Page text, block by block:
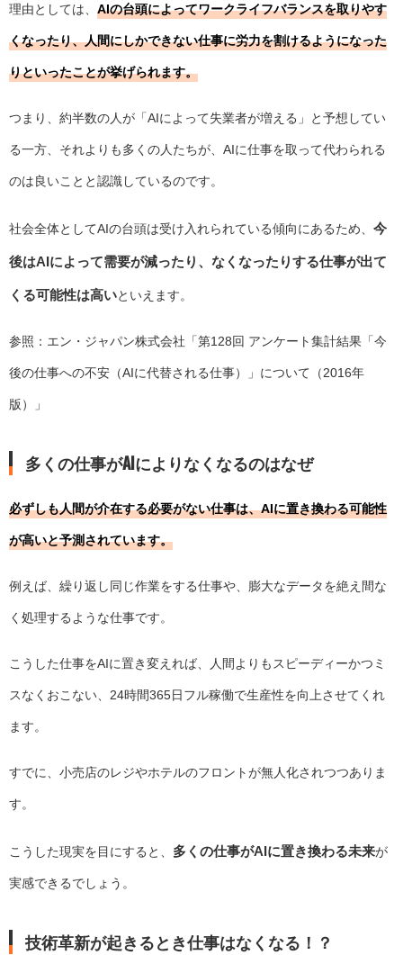
理由としては、 AIの台頭によってワークライフバランスを取りやす
くなったり、人間にしかできない仕事に労力を割けるようになった
りといったことが挙げられます。
つまり、約半数の人が「AIによって失業者が増える」と予想してい
る一方、それよりも多くの人たちが、AIに仕事を取って代わられる
のは良いことと認識しているのです。
社会全体としてAIの台頭は受け入れられている傾向にあるため、 今
後はAIによって需要が減ったり、なくなったりする仕事が出て
くる可能性は高いといえます。
参照：エン・ジャパン株式会社「第128回 アンケート集計結果「今
後の仕事への不安（AIに代替される仕事）」について（2016年
版） 」
多くの仕事がAIによりなくなるのはなぜ
必ずしも人間が介在する必要がない仕事は、AIに置き換わる可能性
が高いと予測されています。
例えば、繰り返し同じ作業をする仕事や、膨大なデータを絶え間な
く処理するような仕事です。
こうした仕事をAIに置き変えれば、人間よりもスピーディーかつミ
スなくおこない、24時間365日フル稼働で生産性を向上させてくれ
ます。
すでに、小売店のレジやホテルのフロントが無人化されつつありま
す。
こうした現実を目にすると、 多くの仕事がAIに置き換わる未来が
実感できるでしょう。
技術革新が起きるとき仕事はなくなる！？